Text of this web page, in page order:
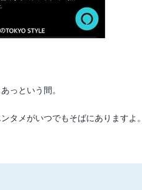
っという間。
タメがいつでもそばにありますよ。